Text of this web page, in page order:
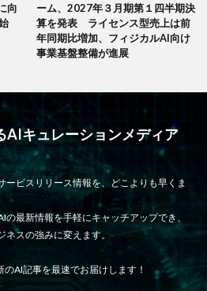
向
ーム、2027年３月期第１四半期決
算を発表 ライセンス型売上は前
年同期比増加、フィジカルAI向け
事業基盤整備が進展
AIキュレーションメディア
ービスリリース情報を、どこよりも早くま
最新情報を手軽にキャッチアップでき、
スの強みに変えます。
AI記事を最速でお届けします！